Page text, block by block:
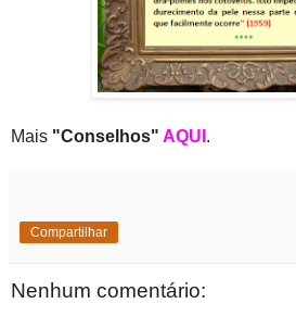
Mais "Conselhos" AQUI .
Compartilhar
Nenhum comentário: